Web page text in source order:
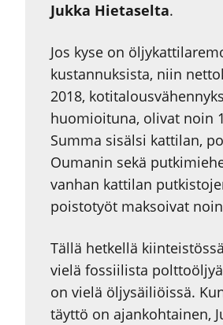
Jukka Hietaselta.
Jos kyse on
kustannuksista, niin
2018,
huomioituna, olivat noin
Summa sisälsi kattilan,
Oumanin sekä
vanhan kattilan
poistotyöt maksoivat
Tällä hetkellä
vielä fossiilista
on vielä öljysäiliöissä.
täyttö on ajankohtainen,